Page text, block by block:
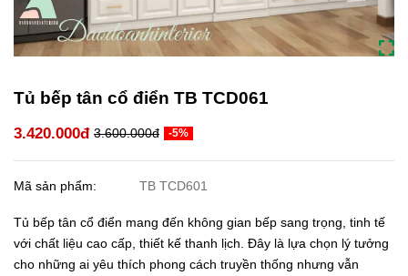
Tủ bếp tân cổ điển TB TCD061
3.420.000đ 3.600.000đ -5%
Mã sản phẩm: TB TCD601
Tủ bếp tân cổ điển mang đến không gian bếp sang trọng, tinh tế
với chất liệu cao cấp, thiết kế thanh lịch. Đây là lựa chọn lý tưởng
cho những ai yêu thích phong cách truyền thống nhưng vẫn